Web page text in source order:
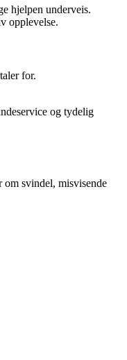
hjelpen underveis.
opplevelse.
for.
og tydelig
om svindel, misvisende